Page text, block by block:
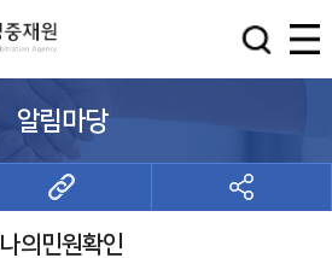
알림마당
나의민원확인